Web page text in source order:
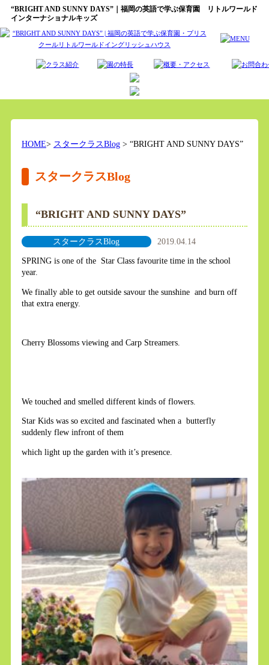
“BRIGHT AND SUNNY DAYS”｜福岡の英語で学ぶ保育園 リトルワールド
インターナショナルキッズ
HOME> スタークラスBlog> “BRIGHT AND SUNNY DAYS”
スタークラスBlog
“BRIGHT AND SUNNY DAYS”
スタークラスBlog 2019.04.14
SPRING is one of the Star Class favourite time in the school
year.
We finally able to get outside savour the sunshine and burn off
that extra energy.
Cherry Blossoms viewing and Carp Streamers.
We touched and smelled different kinds of flowers.
Star Kids was so excited and fascinated when a butterfly
suddenly flew infront of them
which light up the garden with it’s presence.